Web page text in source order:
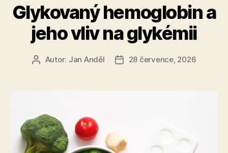
Glykovaný hemoglobin a
jeho vliv na glykémii
AutorAutor: Jan Anděl
Datum
28 července, 2026